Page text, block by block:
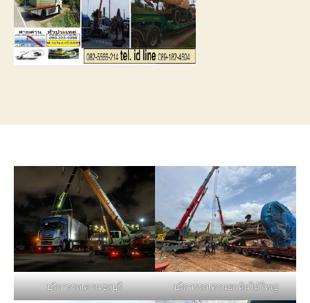
บริการรถเครนชลบุรี บริการรถเครนยกต้นไม้ใหญ่